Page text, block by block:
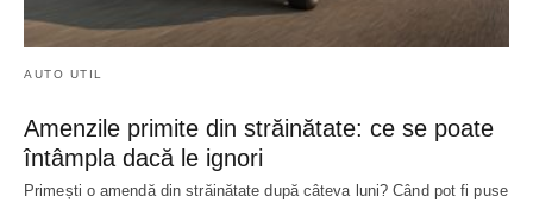
AUTO UTIL
Amenzile primite din străinătate: ce se poate
întâmpla dacă le ignori
Primești o amendă din străinătate după câteva luni? Când pot fi puse